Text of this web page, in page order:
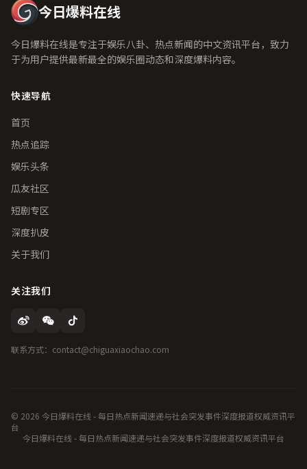
今日爆料在线
今日爆料在线是专注于娱乐八卦、热点新闻的中文资讯平台，致力
于为用户提供最新最全的娱乐圈动态和深度爆料内容。
快速导航
首页
热点追踪
娱乐头条
瓜友社区
短剧专区
深度扒皮
关于我们
关注我们
联系方式：contact@chiguaxiaochao.com
© 2026 今日爆料在线 - 每日热点新闻速递与社会突发事件深度报道权威资讯平
台
今日爆料在线 - 每日热点新闻速递与社会突发事件深度报道权威资讯平台